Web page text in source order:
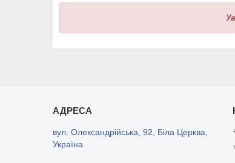
вул. Олександрійська, 92, Біла Церква,
Україна